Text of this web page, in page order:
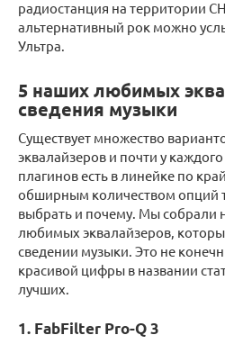
радиостанция на территории
альтернативный рок можно
Ультра.
5 наших любимых
сведения музыки
Существует множество
эквалайзеров и почти у
плагинов есть в линейке по
обширным количеством опций
выбрать и почему. Мы собрали
любимых эквалайзеров,
сведении музыки. Это не
красивой цифры в названии
лучших.
1. FabFilter Pro-Q 3